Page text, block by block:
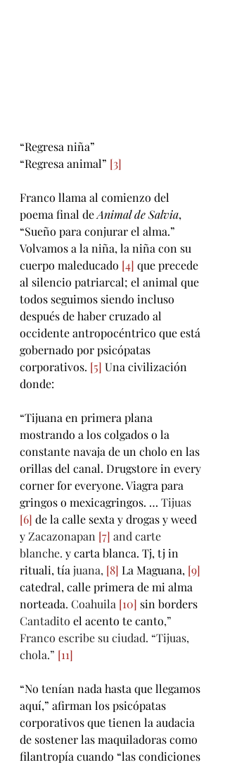
“Regresa niña”
“Regresa animal” [3]
Franco llama al comienzo del
poema final de Animal de Salvia,
“Sueño para conjurar el alma.”
Volvamos a la niña, la niña con su
cuerpo maleducado [4] que precede
al silencio patriarcal; el animal que
todos seguimos siendo incluso
después de haber cruzado al
occidente antropocéntrico que está
gobernado por psicópatas
corporativos. [5] Una civilización
donde:
“Tijuana en primera plana
mostrando a los colgados o la
constante navaja de un cholo en las
orillas del canal. Drugstore in every
corner for everyone. Viagra para
gringos o mexicagringos. … Tijuas
[6] de la calle sexta y drogas y weed
y Zacazonapan [7] and carte
blanche. y carta blanca. Tj, tj in
rituali, tía juana, [8] La Maguana, [9]
catedral, calle primera de mi alma
norteada. Coahuila [10] sin borders
Cantadito el acento te canto,”
Franco escribe su ciudad. “Tijuas,
chola.” [11]
“No tenían nada hasta que llegamos
aquí,” afirman los psicópatas
corporativos que tienen la audacia
de sostener las maquiladoras como
filantropía cuando “las condiciones